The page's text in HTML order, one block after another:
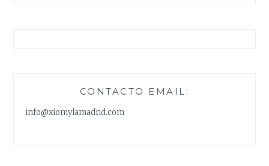
CONTACTO EMAIL:
info@xiomylamadrid.com